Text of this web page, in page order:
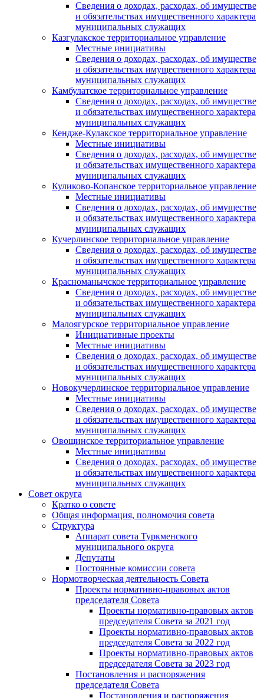
Сведения о доходах, расходах, об имуществе
и обязательствах имущественного характера
муниципальных служащих
Казгулакское территориальное управление
Местные инициативы
Сведения о доходах, расходах, об имуществе
и обязательствах имущественного характера
муниципальных служащих
Камбулатское территориальное управление
Сведения о доходах, расходах, об имуществе
и обязательствах имущественного характера
муниципальных служащих
Кендже-Кулакское территориальное управление
Местные инициативы
Сведения о доходах, расходах, об имуществе
и обязательствах имущественного характера
муниципальных служащих
Куликово-Копанское территориальное управление
Местные инициативы
Сведения о доходах, расходах, об имуществе
и обязательствах имущественного характера
муниципальных служащих
Кучерлинское территориальное управление
Сведения о доходах, расходах, об имуществе
и обязательствах имущественного характера
муниципальных служащих
Красноманычское территориальное управление
Сведения о доходах, расходах, об имуществе
и обязательствах имущественного характера
муниципальных служащих
Малоягурское территориальное управление
Инициативные проекты
Местные инициативы
Сведения о доходах, расходах, об имуществе
и обязательствах имущественного характера
муниципальных служащих
Новокучерлинское территориальное управление
Местные инициативы
Сведения о доходах, расходах, об имуществе
и обязательствах имущественного характера
муниципальных служащих
Овощинское территориальное управление
Местные инициативы
Сведения о доходах, расходах, об имуществе
и обязательствах имущественного характера
муниципальных служащих
Совет округа
Кратко о совете
Общая информация, полномочия совета
Структура
Аппарат совета Туркменского
муниципального округа
Депутаты
Постоянные комиссии совета
Нормотворческая деятельность Совета
Проекты нормативно-правовых актов
председателя Cовета
Проекты нормативно-правовых актов
председателя Cовета за 2021 год
Проекты нормативно-правовых актов
председателя Cовета за 2022 год
Проекты нормативно-правовых актов
председателя Cовета за 2023 год
Постановления и распоряжения
председателя Cовета
Постановления и распоряжения